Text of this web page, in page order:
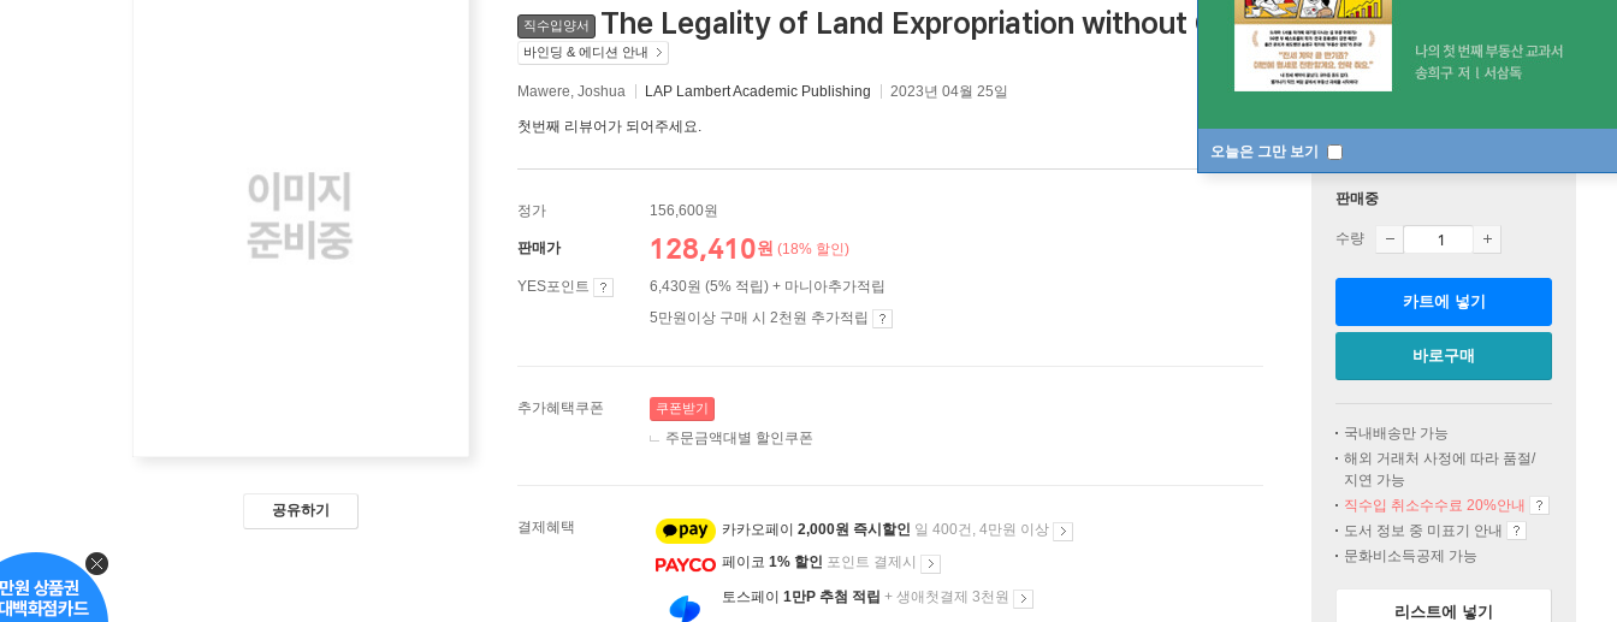
오늘은 그만 보기
공유하기
직수입양서 The Legality of Land Expropriation without Compensation
바인딩 & 에디션 안내
Mawere, Joshua LAP Lambert Academic Publishing 2023년 04월 25일
첫번째 리뷰어가 되어주세요.
정가 156,600원
판매가 128,410원 (18% 할인)
YES포인트
6,430원 (5% 적립) + 마니아추가적립
5만원이상 구매 시 2천원 추가적립
추가혜택쿠폰 쿠폰받기
주문금액대별 할인쿠폰
결제혜택 카카오페이 2,000원 즉시할인 일 400건, 4만원 이상
페이코 1% 할인 포인트 결제시
토스페이 1만P 추첨 적립 + 생애첫결제 3천원
판매중
수량
카트에 넣기
바로구매
국내배송만 가능
해외 거래처 사정에 따라 품절/
지연 가능
직수입 취소수수료 20%안내
도서 정보 중 미표기 안내
문화비소득공제 가능
리스트에 넣기